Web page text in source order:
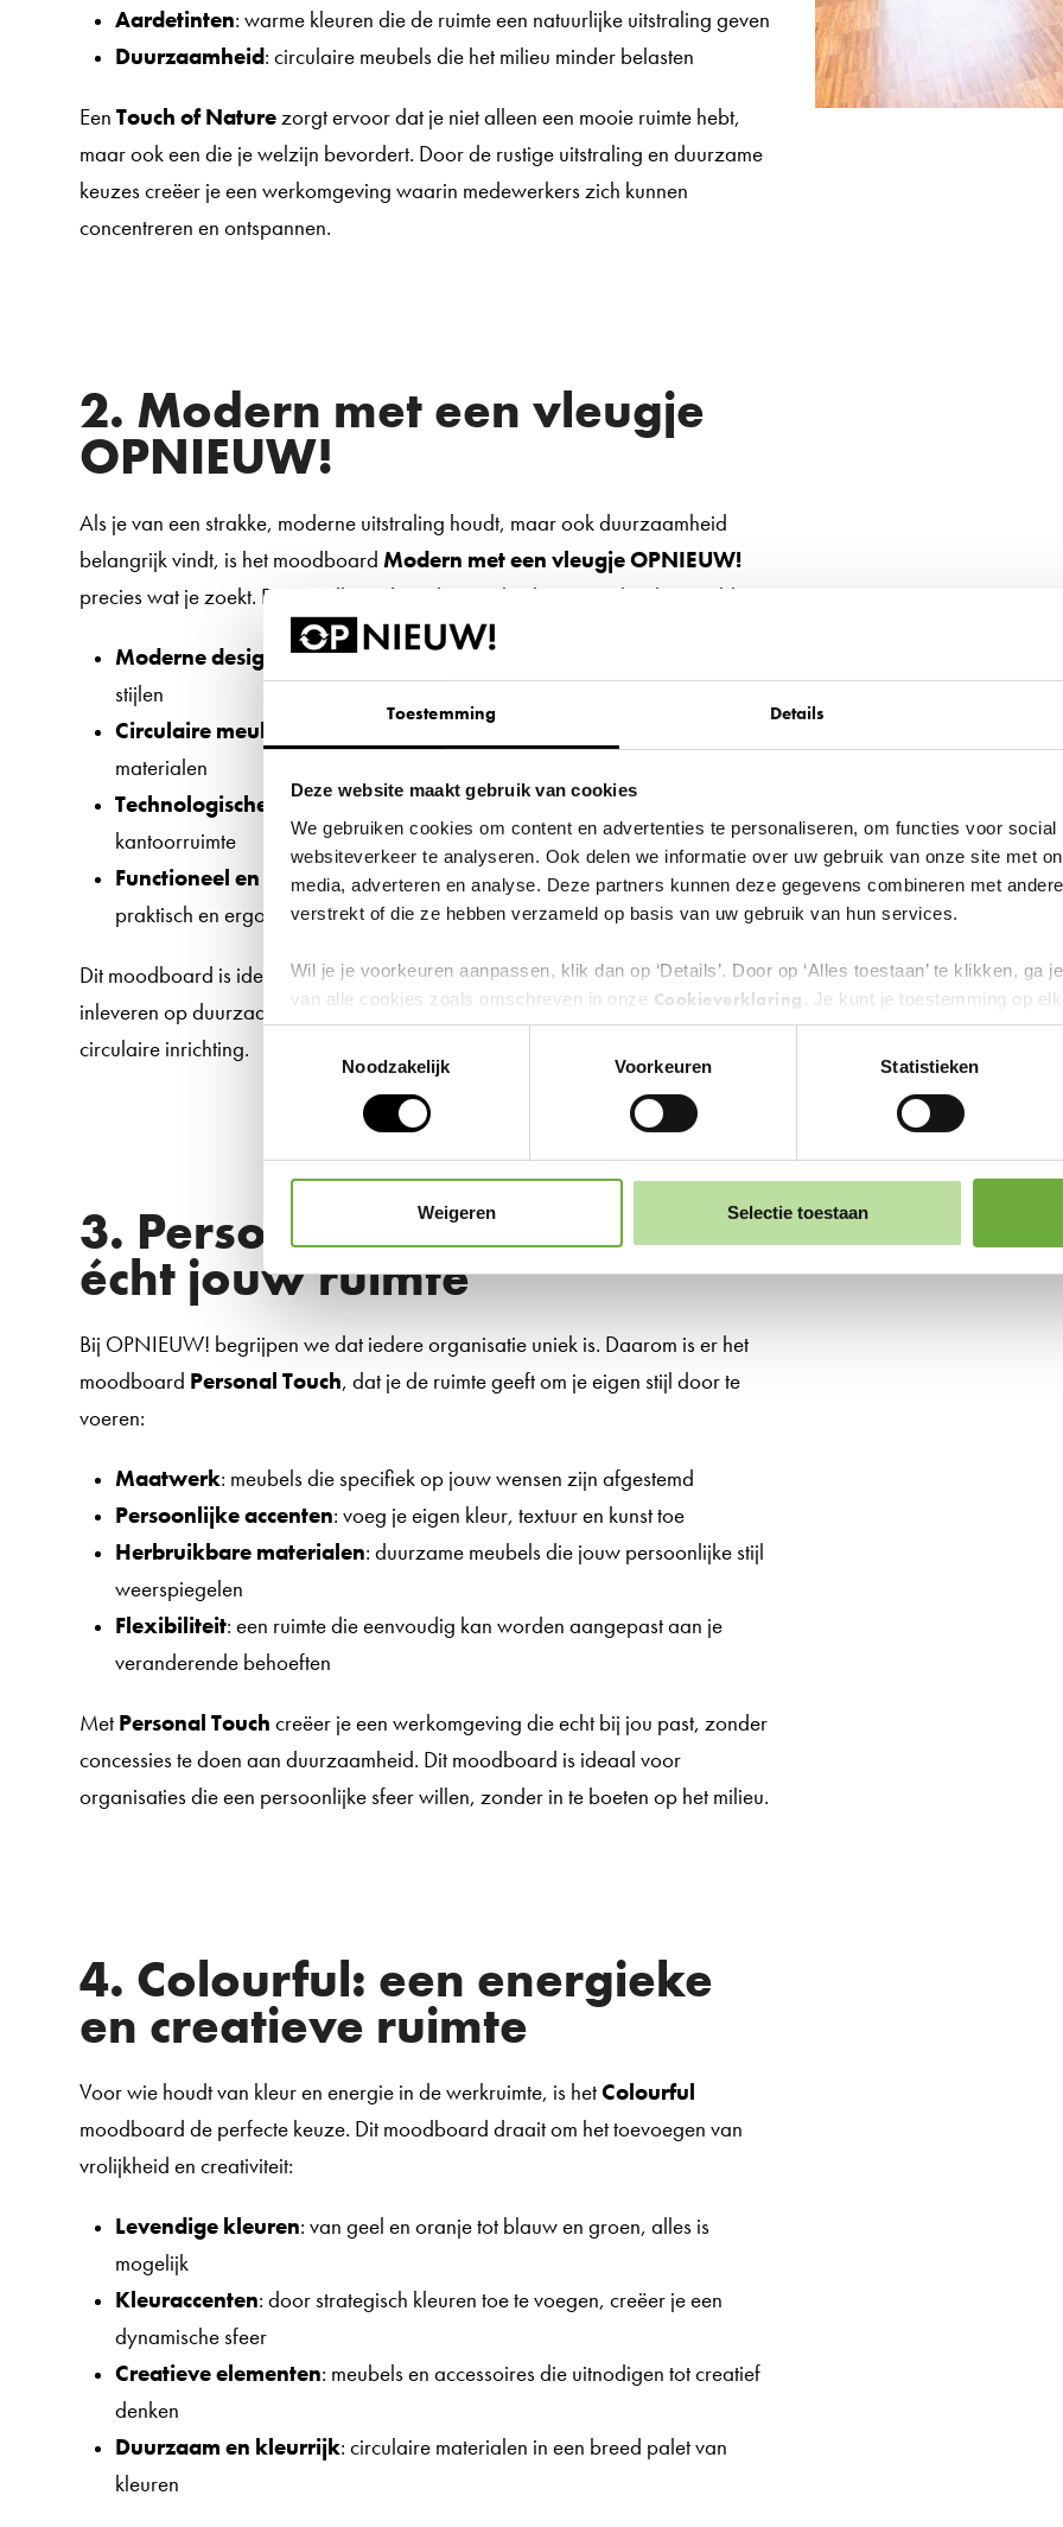
Toestemming Details
Deze website maakt gebruik van cookies
We gebruiken cookies om content en advertenties te personaliseren, om functies voor
websiteverkeer te analyseren. Ook delen we informatie over uw gebruik van onze site met
media, adverteren en analyse. Deze partners kunnen deze gegevens combineren met
verstrekt of die ze hebben verzameld op basis van uw gebruik van hun services.
Wil je je voorkeuren aanpassen, klik dan op ‘Details’. Door op ‘Alles toestaan’ te klikken, ga
van alle cookies zoals omschreven in onze Cookieverklaring . Je kunt je toestemming op
intrekken door middel van de zwevende knop links onderin.
Noodzakelijk
Voorkeuren Statistieken
Weigeren Selectie toestaan
Aardetinten: warme kleuren die de ruimte een natuurlijke uitstraling geven
Duurzaamheid: circulaire meubels die het milieu minder belasten
EenTouch of Naturezorgt ervoor dat je niet alleen een mooie ruimte hebt,
maar ook een die je welzijn bevordert. Door de rustige uitstraling en duurzame
keuzes creëer je een werkomgeving waarin medewerkers zich kunnen
concentreren en ontspannen.
2. Modern met een vleugje
OPNIEUW!
Als je van een strakke, moderne uitstraling houdt, maar ook duurzaamheid
belangrijk vindt, is het moodboardModern met een vleugje OPNIEUW!
precies wat je zoekt. Dit moodboard combineert het beste van beide werelden:
Moderne designs
: strakke lijnen, minimalistische vormen en eigentijdse
stijlen
Circulaire meubels
: trendy meubels die gemaakt zijn van hergebruikte
materialen
Technologische innovatie: slimme, duurzame oplossingen voor je
kantoorruimte
Functioneel en stijlvol: meubels die niet alleen mooi zijn, maar ook
praktisch en ergonomisch
Dit moodboard is ideaal voor wie een moderne uitstraling wil, maar niet wil
inleveren op duurzaamheid. Het biedt de perfecte balans tussen design en
circulaire inrichting.
3. Personal touch: maak het
écht jouw ruimte
Bij OPNIEUW! begrijpen we dat iedere organisatie uniek is. Daarom is er het
moodboard Personal Touch, dat je de ruimte geeft om je eigen stijl door te
voeren:
Maatwerk: meubels die specifiek op jouw wensen zijn afgestemd
Persoonlijke accenten: voeg je eigen kleur, textuur en kunst toe
Herbruikbare materialen: duurzame meubels die jouw persoonlijke stijl
weerspiegelen
Flexibiliteit: een ruimte die eenvoudig kan worden aangepast aan je
veranderende behoeften
Met Personal Touch creëer je een werkomgeving die echt bij jou past, zonder
concessies te doen aan duurzaamheid. Dit moodboard is ideaal voor
organisaties die een persoonlijke sfeer willen, zonder in te boeten op het milieu.
4. Colourful: een energieke
en creatieve ruimte
Voor wie houdt van kleur en energie in de werkruimte, is hetColourful
moodboard de perfecte keuze. Dit moodboard draait om het toevoegen van
vrolijkheid en creativiteit:
Levendige kleuren: van geel en oranje tot blauw en groen, alles is
mogelijk
Kleuraccenten: door strategisch kleuren toe te voegen, creëer je een
dynamische sfeer
Creatieve elementen: meubels en accessoires die uitnodigen tot creatief
denken
Duurzaam en kleurrijk: circulaire materialen in een breed palet van
kleuren